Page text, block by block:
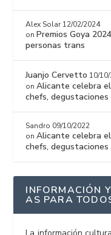
Alex Solar 12/02/2024
onPremios Goya
personas trans
Juanjo Cervetto 10/
onAlicante celebra el
chefs,
Sandro 09/10/2022
onAlicante celebra el
chefs,
INFORMACIÓN
AS PARA
La información